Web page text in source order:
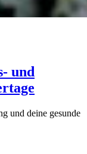
und
und deine gesunde